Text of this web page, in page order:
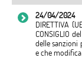
24/04/2024
DIRETTIVA
CONSIGLIO
delle sanzioni
e che